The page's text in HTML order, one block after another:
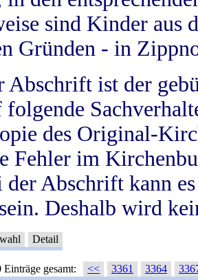
sind Kinder aus
Gründen - in
Abschrift ist der
folgende
des Original-
Fehler im
Abschrift kann
Deshalb wird
Detail
Einträge gesamt: << 3361 3364